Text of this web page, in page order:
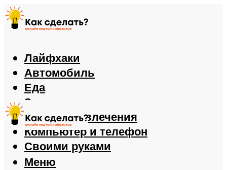
Лайфхаки
Автомобиль
Еда
Здоровье
Игры и развлечения
Компьютер и телефон
Своими руками
Меню